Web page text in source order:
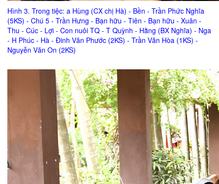
Hình 3. Trong tiệc: a Hùng (CX chị Hà) - Bền - Trần Phức Nghĩa
(5KS) - Chú 5 - Trần Hưng - Bạn hữu - Tiên - Bạn hữu - Xuân -
Thu - Cúc - Lợi - Con nuôi TQ - T Quỳnh - Hằng (BX Nghĩa) - Nga
- H Phúc - Hà - Đinh Văn Phước (2KS) - Trần Văn Hòa (1KS) -
Nguyễn Văn On (2KS)